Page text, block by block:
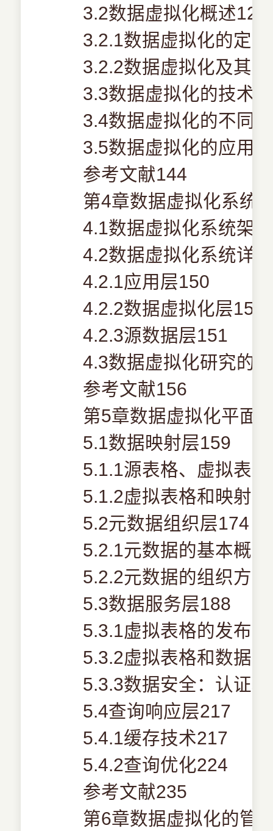
3.2数据虚拟化概述126
3.2.1数据虚拟化的定
3.2.2数据虚拟化及其
3.3数据虚拟化的技术
3.4数据虚拟化的不同
3.5数据虚拟化的应用
参考文献144
第4章数据虚拟化系统
4.1数据虚拟化系统架
4.2数据虚拟化系统详
4.2.1应用层150
4.2.2数据虚拟化层150
4.2.3源数据层151
4.3数据虚拟化研究的
参考文献156
第5章数据虚拟化平面
5.1数据映射层159
5.1.1源表格、虚拟表
5.1.2虚拟表格和映射
5.2元数据组织层174
5.2.1元数据的基本概
5.2.2元数据的组织方
5.3数据服务层188
5.3.1虚拟表格的发布
5.3.2虚拟表格和数据
5.3.3数据安全：认证
5.4查询响应层217
5.4.1缓存技术217
5.4.2查询优化224
参考文献235
第6章数据虚拟化的管